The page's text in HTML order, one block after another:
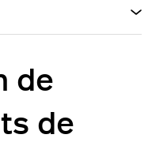
de
de